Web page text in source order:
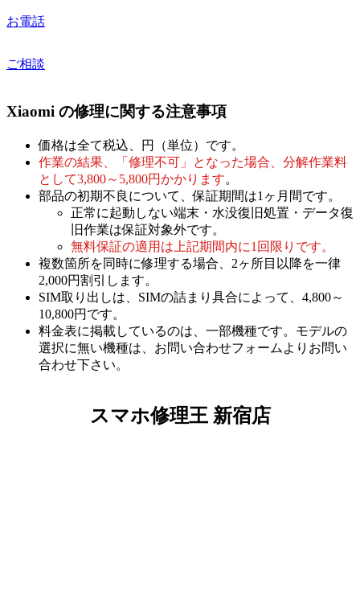
お電話
ご相談
Xiaomi の修理に関する注意事項
価格は全て税込、円（単位）です。
作業の結果、「修理不可」となった場合、分解作業料
として3,800～5,800円かかります。
部品の初期不良について、保証期間は1ヶ月間です。
正常に起動しない端末・水没復旧処置・データ復
旧作業は保証対象外です。
無料保証の適用は上記期間内に1回限りです。
複数箇所を同時に修理する場合、2ヶ所目以降を一律
2,000円割引します。
SIM取り出しは、SIMの詰まり具合によって、4,800～
10,800円です。
料金表に掲載しているのは、一部機種です。モデルの
選択に無い機種は、お問い合わせフォームよりお問い
合わせ下さい。
スマホ修理王 新宿店